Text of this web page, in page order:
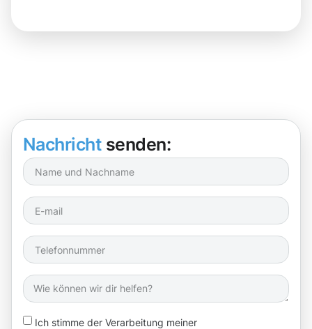
Nachricht senden:
Ich stimme der Verarbeitung meiner